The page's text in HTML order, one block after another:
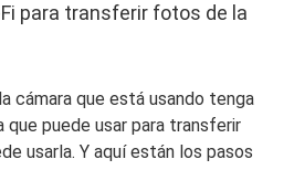
para transferir fotos de la
cámara que está usando tenga
que puede usar para transferir
usarla. Y aquí están los pasos